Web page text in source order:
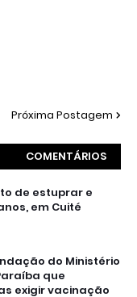
Próxima Postagem
COMENTÁRIOS
de estuprar e
em Cuité
do Ministério
que
exigir vacinação